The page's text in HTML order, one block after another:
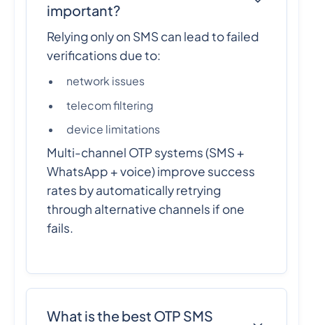
important?
Relying only on SMS can lead to failed
verifications due to:
network issues
telecom filtering
device limitations
Multi-channel OTP systems (SMS +
WhatsApp + voice) improve success
rates by automatically retrying
through alternative channels if one
fails.
What is the best OTP SMS